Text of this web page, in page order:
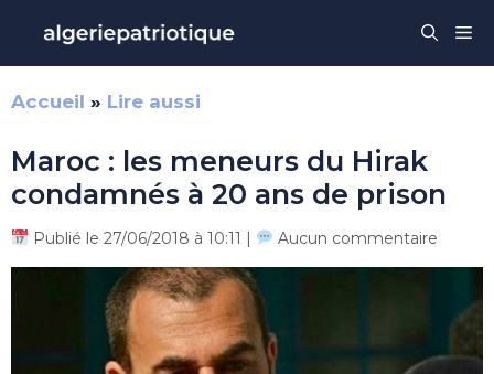
contenu
Accueil » Lire aussi
Maroc : les meneurs du Hirak
condamnés à 20 ans de prison
Publié le 27/06/2018 à 10:11 | Aucun commentaire